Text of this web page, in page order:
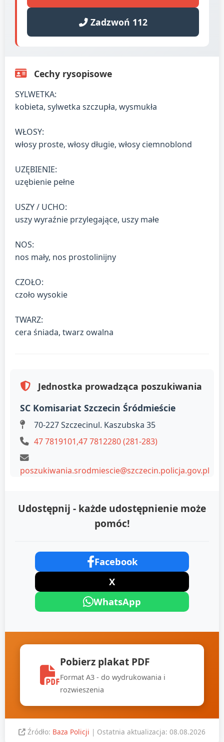
Zadzwoń 112
Cechy rysopisowe
SYLWETKA:
kobieta, sylwetka szczupła, wysmukła
WŁOSY:
włosy proste, włosy długie, włosy ciemnoblond
UZĘBIENIE:
uzębienie pełne
USZY / UCHO:
uszy wyraźnie przylegające, uszy małe
NOS:
nos mały, nos prostolinijny
CZOŁO:
czoło wysokie
TWARZ:
cera śniada, twarz owalna
Jednostka prowadząca poszukiwania
SC Komisariat Szczecin Śródmieście
70-227 Szczecinul. Kaszubska 35
47 7819101,47 7812280 (281-283)
poszukiwania.srodmiescie@szczecin.policja.gov.pl
Udostępnij - każde udostępnienie może
pomóc!
Facebook
X
WhatsApp
Pobierz plakat PDF
Format A3 - do wydrukowania i
rozwieszenia
Źródło: Baza Policji | Ostatnia aktualizacja: 08.08.2026